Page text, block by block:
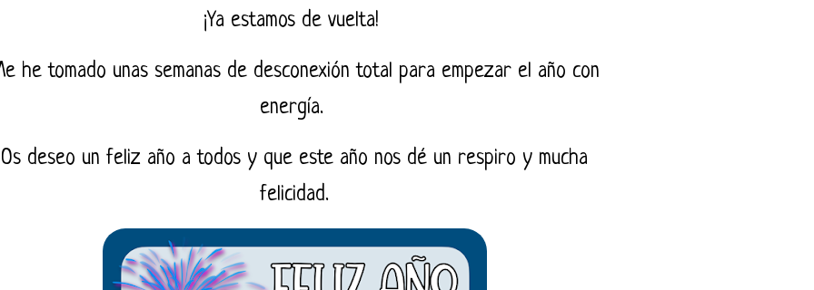
¡Ya estamos de vuelta!
he tomado unas semanas de desconexión total para empezar el año con
energía.
Os deseo un feliz año a todos y que este año nos dé un respiro y mucha
felicidad.